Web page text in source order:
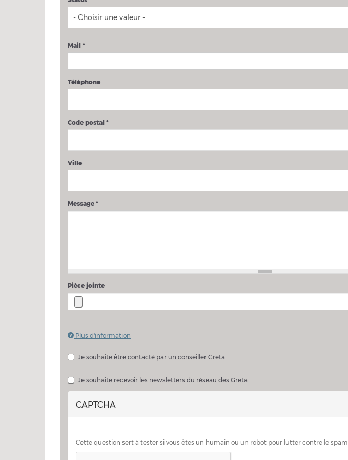
Mail *
Téléphone
Code postal *
Ville
Message *
Pièce jointe
Plus d'information
Extensions autorisées :pdf doc docx.
Je souhaite être contacté par un conseiller Greta.
Je souhaite recevoir les newsletters du réseau des Greta
CAPTCHA
Cette question sert à tester si vous êtes un humain ou un robot pour lutter contre le spam